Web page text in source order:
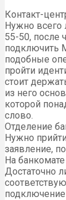
Контакт-
Нужно всего
55-50, после
подключить
подобные
пройти
стоит
из него
которой
слово.
Отделение
Нужно
заявление,
На банкомате
Достаточно
подключение